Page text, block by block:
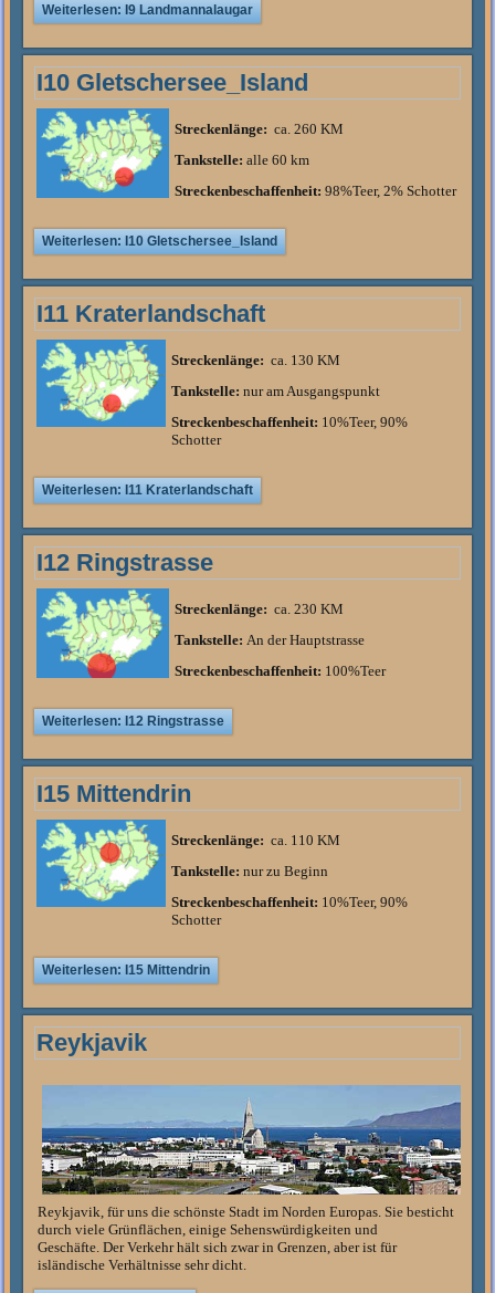
Weiterlesen: I9 Landmannalaugar
I10 Gletschersee_Island
Streckenlänge:ca. 260 KM
Tankstelle:alle 60 km
Streckenbeschaffenheit:98%Teer, 2% Schotter
Weiterlesen: I10 Gletschersee_Island
I11 Kraterlandschaft
Streckenlänge:ca. 130 KM
Tankstelle:nur am Ausgangspunkt
Streckenbeschaffenheit: 10%Teer, 90%
Schotter
Weiterlesen: I11 Kraterlandschaft
I12 Ringstrasse
Streckenlänge:ca. 230 KM
Tankstelle:An der Hauptstrasse
Streckenbeschaffenheit: 100%Teer
Weiterlesen: I12 Ringstrasse
I15 Mittendrin
Streckenlänge:ca. 110 KM
Tankstelle:nur zu Beginn
Streckenbeschaffenheit: 10%Teer, 90%
Schotter
Weiterlesen: I15 Mittendrin
Reykjavik
Reykjavik, für uns die schönste Stadt im Norden Europas. Sie besticht
durch viele Grünflächen, einige Sehenswürdigkeiten und
Geschäfte. Der Verkehr hält sich zwar in Grenzen, aber ist für
isländische Verhältnisse sehr dicht.